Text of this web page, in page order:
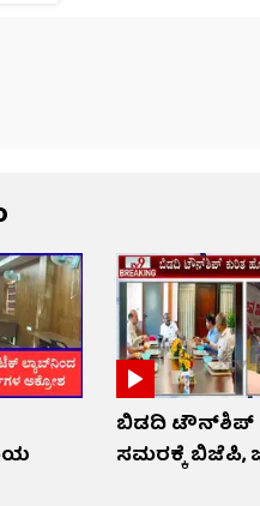
ಬಿಡದಿ ಟೌನ್‌ಶಿಪ್
ಸಮರಕ್ಕೆ ಬಿಜೆಪಿ,